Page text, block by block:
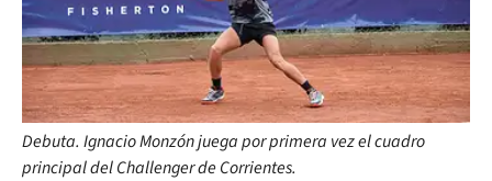
Debuta. Ignacio Monzón juega por primera vez el cuadro
principal del Challenger de Corrientes.